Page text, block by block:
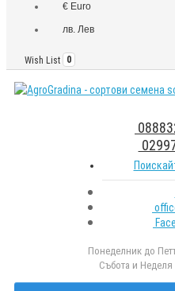
€ Euro
лв. Лев
Wish List 0
Понеделник до
Събота и Неделя